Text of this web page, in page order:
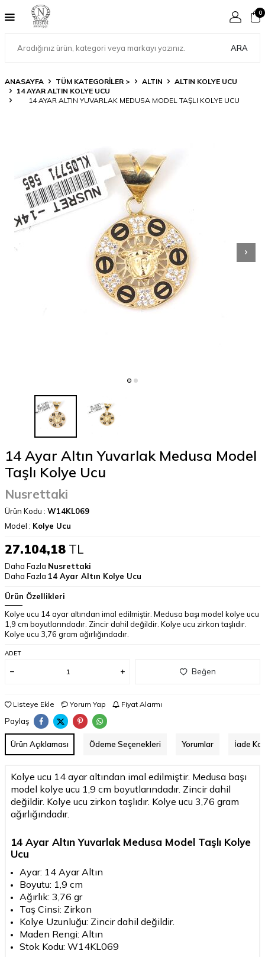
ARA
0
ANASAYFA TÜM KATEGORİLER > ALTIN
ALTIN KOLYE UCU
14 AYAR ALTIN KOLYE UCU
14 AYAR ALTIN YUVARLAK MEDUSA MODEL TAŞLI KOLYE UCU
14 Ayar Altın Yuvarlak Medusa Model
Taşlı Kolye Ucu
Nusrettaki
Ürün Kodu : W14KL069
Model : Kolye Ucu
27.104,18 TL
Daha Fazla Nusrettaki
Daha Fazla 14 Ayar Altın Kolye Ucu
Ürün Özellikleri
Kolye ucu 14 ayar altından imal edilmiştir. Medusa başı model kolye ucu
1,9 cm boyutlarındadır. Zincir dahil değildir. Kolye ucu zirkon taşlıdır.
Kolye ucu 3,76 gram ağırlığındadır.
ADET
Beğen
Listeye Ekle Yorum Yap Fiyat Alarmı
Paylaş
Ürün Açıklaması Ödeme Seçenekleri Yorumlar İade
Kolye ucu 14 ayar altından imal edilmiştir. Medusa başı
model kolye ucu 1,9 cm boyutlarındadır. Zincir dahil
değildir. Kolye ucu zirkon taşlıdır. Kolye ucu 3,76 gram
ağırlığındadır.
14 Ayar Altın Yuvarlak Medusa Model Taşlı Kolye
Ucu
Ayar: 14 Ayar Altın
Boyutu: 1,9 cm
Ağırlık: 3,76 gr
Taş Cinsi: Zirkon
Kolye Uzunluğu: Zincir dahil değildir.
Maden Rengi: Altın
Stok Kodu: W14KL069